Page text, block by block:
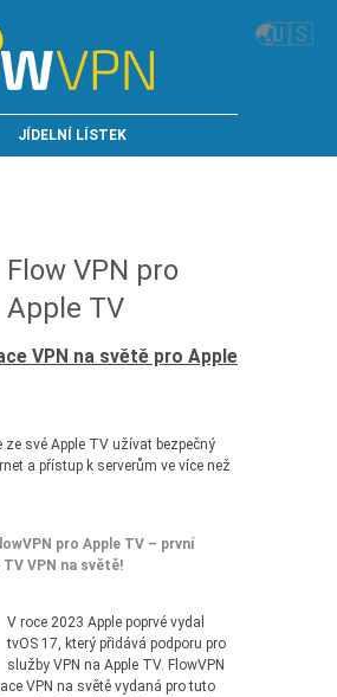
🌏🇺🇸
JÍDELNÍ LÍSTEK
Flow VPN pro
Apple TV
VPN na světě pro Apple
ze své Apple TV užívat bezpečný
a přístup k serverům ve více než
pro Apple TV – první
VPN na světě!
V roce 2023 Apple poprvé vydal
tvOS 17, který přidává podporu pro
služby VPN na Apple TV. FlowVPN
VPN na světě vydaná pro tuto